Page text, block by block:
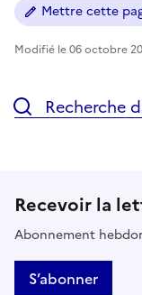
Mettre cette
Modifié le 06 octobre
Recherche
Recevoir la
Abonnement
S’abonner